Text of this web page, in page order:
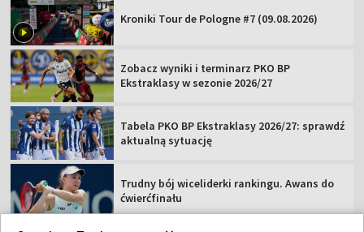
Kroniki Tour de Pologne #7 (09.08.2026)
Zobacz wyniki i terminarz PKO BP
Ekstraklasy w sezonie 2026/27
Tabela PKO BP Ekstraklasy 2026/27: sprawdź
aktualną sytuację
Trudny bój wiceliderki rankingu. Awans do
ćwierćfinału